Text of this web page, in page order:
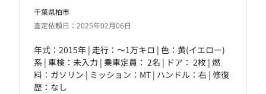
千葉県柏市
査定依頼日：2025年02月06日
年式：2015年 | 走行：～1万キロ | 色：黄(イエロー)
系 | 車検：未入力 | 乗車定員： 2名 | ドア： 2枚 | 燃
料：ガソリン | ミッション：MT | ハンドル：右 | 修復
歴：なし